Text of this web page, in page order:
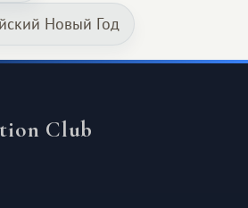
Новый Год
Club